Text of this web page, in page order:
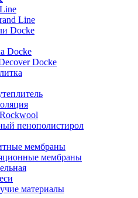
Line
Docke
Docke
Docke
пенополистирол
мембраны
мембраны
материалы